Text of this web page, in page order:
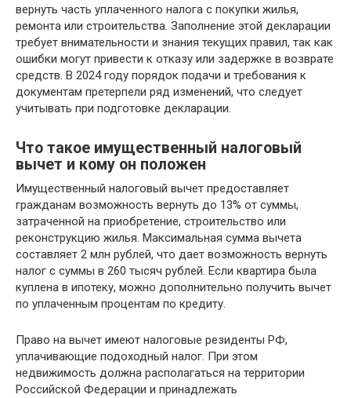
вернуть часть уплаченного налога с покупки жилья,
ремонта или строительства. Заполнение этой декларации
требует внимательности и знания текущих правил, так как
ошибки могут привести к отказу или задержке в возврате
средств. В 2024 году порядок подачи и требования к
документам претерпели ряд изменений, что следует
учитывать при подготовке декларации.
Что такое имущественный налоговый
вычет и кому он положен
Имущественный налоговый вычет предоставляет
гражданам возможность вернуть до 13% от суммы,
затраченной на приобретение, строительство или
реконструкцию жилья. Максимальная сумма вычета
составляет 2 млн рублей, что дает возможность вернуть
налог с суммы в 260 тысяч рублей. Если квартира была
куплена в ипотеку, можно дополнительно получить вычет
по уплаченным процентам по кредиту.
Право на вычет имеют налоговые резиденты РФ,
уплачивающие подоходный налог. При этом
недвижимость должна располагаться на территории
Российской Федерации и принадлежать